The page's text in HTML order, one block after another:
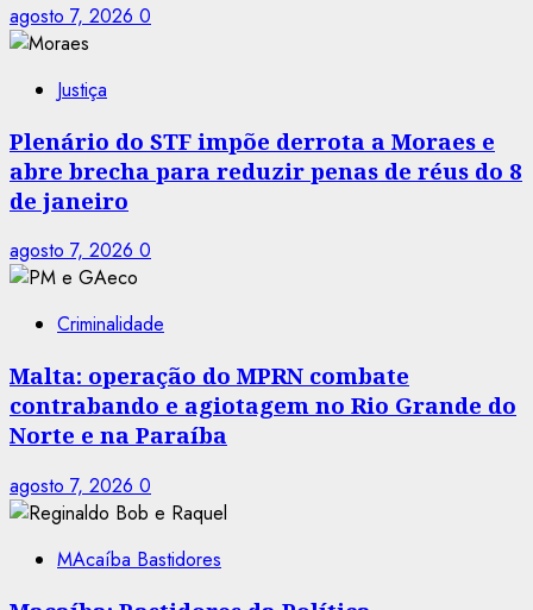
agosto 7, 2026 0
Justiça
Plenário do STF impõe derrota a Moraes e
abre brecha para reduzir penas de réus do 8
de janeiro
agosto 7, 2026 0
Criminalidade
Malta: operação do MPRN combate
contrabando e agiotagem no Rio Grande do
Norte e na Paraíba
agosto 7, 2026 0
MAcaíba Bastidores